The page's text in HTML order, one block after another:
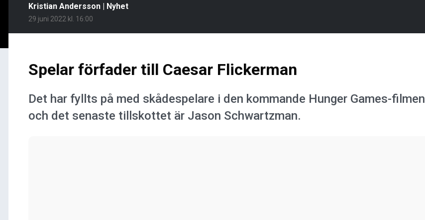
Kristian Andersson | Nyhet
29 juni 2022 kl. 16:00
Spelar förfader till Caesar Flickerman
Det har fyllts på med skådespelare i den kommande Hunger Games-filmen
och det senaste tillskottet är Jason Schwartzman.